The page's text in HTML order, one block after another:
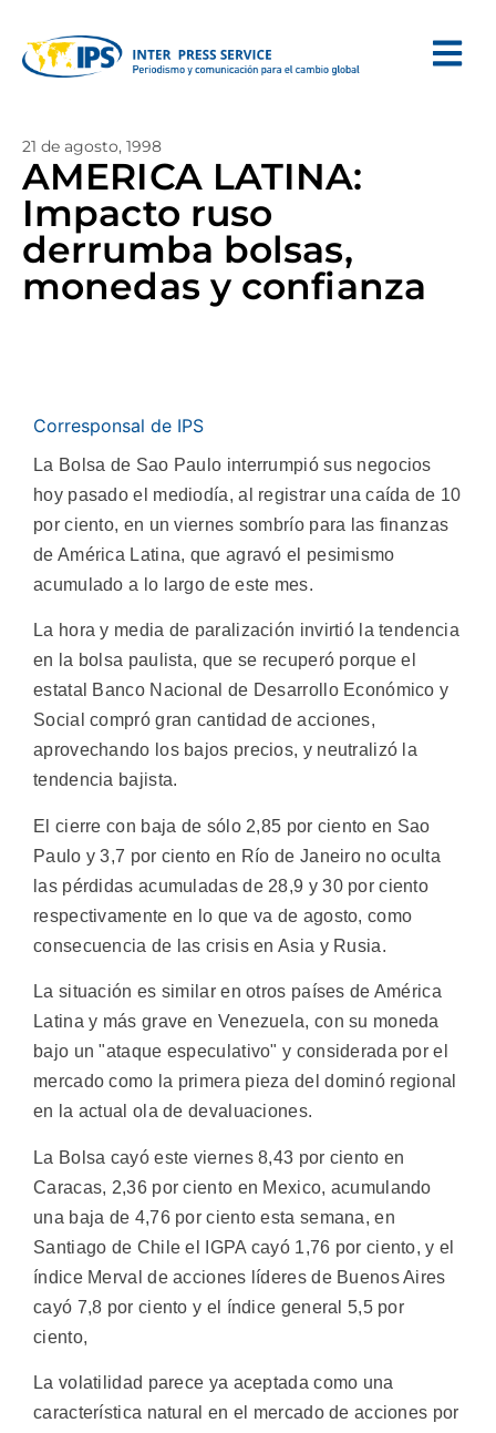
21 de agosto, 1998
AMERICA LATINA:
Impacto ruso
derrumba bolsas,
monedas y confianza
Corresponsal de IPS
La Bolsa de Sao Paulo interrumpió sus negocios
hoy pasado el mediodía, al registrar una caída de 10
por ciento, en un viernes sombrío para las finanzas
de América Latina, que agravó el pesimismo
acumulado a lo largo de este mes.
La hora y media de paralización invirtió la tendencia
en la bolsa paulista, que se recuperó porque el
estatal Banco Nacional de Desarrollo Económico y
Social compró gran cantidad de acciones,
aprovechando los bajos precios, y neutralizó la
tendencia bajista.
El cierre con baja de sólo 2,85 por ciento en Sao
Paulo y 3,7 por ciento en Río de Janeiro no oculta
las pérdidas acumuladas de 28,9 y 30 por ciento
respectivamente en lo que va de agosto, como
consecuencia de las crisis en Asia y Rusia.
La situación es similar en otros países de América
Latina y más grave en Venezuela, con su moneda
bajo un "ataque especulativo" y considerada por el
mercado como la primera pieza del dominó regional
en la actual ola de devaluaciones.
La Bolsa cayó este viernes 8,43 por ciento en
Caracas, 2,36 por ciento en Mexico, acumulando
una baja de 4,76 por ciento esta semana, en
Santiago de Chile el IGPA cayó 1,76 por ciento, y el
índice Merval de acciones líderes de Buenos Aires
cayó 7,8 por ciento y el índice general 5,5 por
ciento,
La volatilidad parece ya aceptada como una
característica natural en el mercado de acciones por